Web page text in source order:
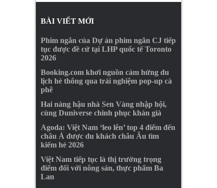
BÀI VIẾT MỚI
Phim ngắn của Dự án phim ngắn CJ tiếp
tục được đề cử tại LHP quốc tế Toronto
2026
Booking.com khơi nguồn cảm hứng du
lịch hè thông qua trải nghiệm pop-up cà
phê
Hai nàng hậu nhà Sen Vàng nhập hội,
cùng Duniverse chinh phục khán giả
Agoda: Việt Nam ‘leo lên’ top 4 điểm đến
châu Á được du khách châu Âu tìm
kiếm hè 2026
Việt Nam tiếp tục là thị trường trọng
điểm đối với nông sản, thực phẩm Ba
Lan